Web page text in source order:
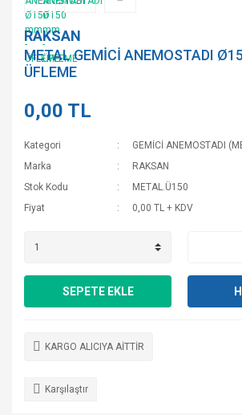
RAKSAN
METAL GEMİCİ ANEMOSTADI
ÜFLEME
0,00 TL
Kategori
GEMİCİ ANEMOSTADI
Marka
RAKSAN
Stok Kodu
METAL.Ü150
Fiyat
0,00 TL + KDV
SEPETE EKLE
KARGO ALICIYA AİTTİR
Karşılaştır